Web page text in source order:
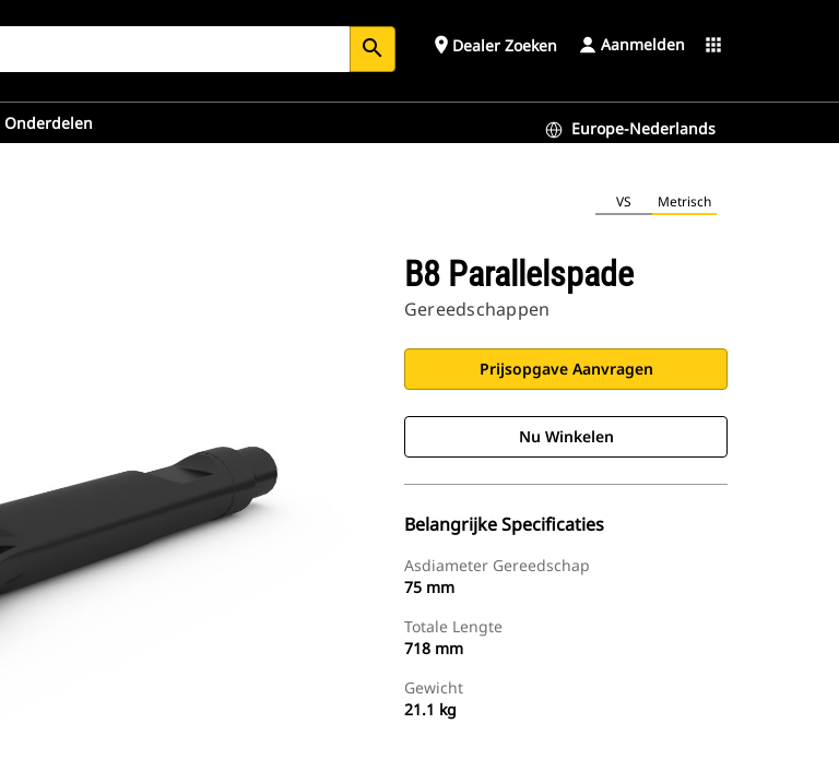
search place Dealer Zoeken Aanmelden apps
Onderdelen Europe-Nederlands
VS Metrisch
B8 Parallelspade
Gereedschappen
Prijsopgave Aanvragen
Nu Winkelen
Belangrijke Specificaties
Asdiameter Gereedschap
75 mm
Totale Lengte
718 mm
Gewicht
21.1 kg